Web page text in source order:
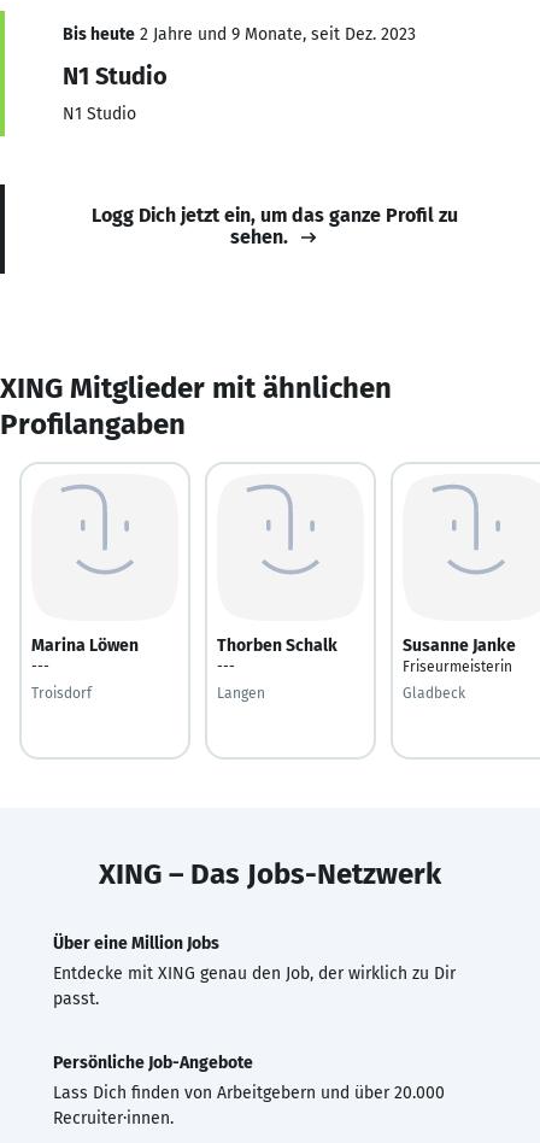
Bis heute 2 Jahre und 9 Monate, seit Dez. 2023
N1 Studio
N1 Studio
Logg Dich jetzt ein, um das ganze Profil zu
sehen.
XING Mitglieder mit ähnlichen
Profilangaben
Marina Löwen
---
Troisdorf
Thorben Schalk
---
Langen
Susanne Janke
Friseurmeisterin
Gladbeck
XING – Das Jobs-Netzwerk
Über eine Million Jobs
Entdecke mit XING genau den Job, der wirklich zu Dir
passt.
Persönliche Job-Angebote
Lass Dich finden von Arbeitgebern und über 20.000
Recruiter·innen.